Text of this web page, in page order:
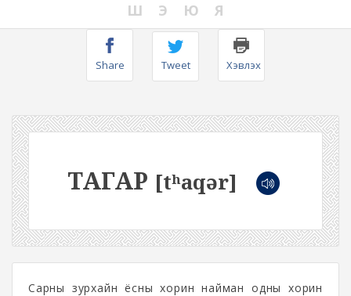
Ш
Э Ю Я
Share Tweet Хэвлэх
ТАГАР [tʰaqər]
Сарны зурхайн ёсны хорин найман одны хорин